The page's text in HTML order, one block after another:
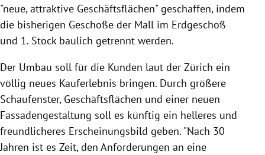
"neue, attraktive Geschäftsflächen" geschaffen, indem
die bisherigen Geschoße der Mall im Erdgeschoß
und 1. Stock baulich getrennt werden.
Der Umbau soll für die Kunden laut der Zürich ein
völlig neues Kauferlebnis bringen. Durch größere
Schaufenster, Geschäftsflächen und einer neuen
Fassadengestaltung soll es künftig ein helleres und
freundlicheres Erscheinungsbild geben. "Nach 30
Jahren ist es Zeit, den Anforderungen an eine